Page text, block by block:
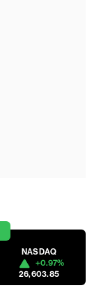
NASDAQ
+0.97%
26,603.85